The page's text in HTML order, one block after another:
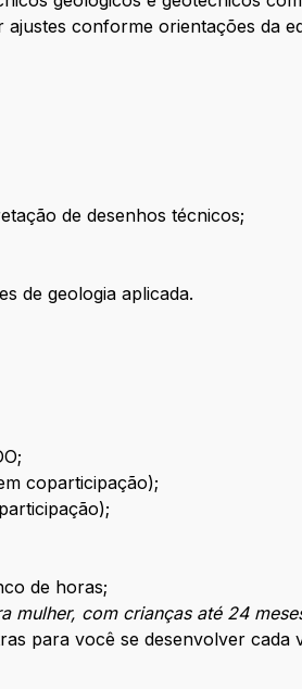
conforme orientações da
de desenhos técnicos;
de geologia aplicada.
coparticipação);
de horas;
mulher, com crianças até 24
para você se desenvolver cada